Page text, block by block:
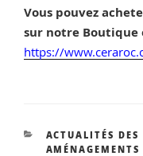
Vous pouvez
sur notre Boutique
https://
CATÉGORIES
ACTUALITÉS
AMÉNAGEMENTS